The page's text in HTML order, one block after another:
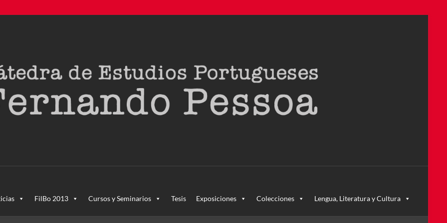
FilBo 2013 Cursos y Seminarios Tesis Exposiciones Colecciones Lengua, Literatura y Cultura